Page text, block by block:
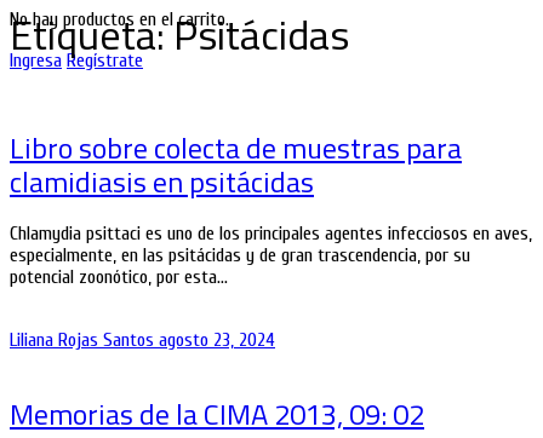
No hay productos en el carrito.
Ingresa Regístrate
Etiqueta:Psitácidas
Libro sobre colecta de muestras para
clamidiasis en psitácidas
Chlamydia psittaci es uno de los principales agentes infecciosos en aves,
especialmente, en las psitácidas y de gran trascendencia, por su
potencial zoonótico, por esta…
Liliana Rojas Santos agosto 23, 2024
Memorias de la CIMA 2013, 09: 02